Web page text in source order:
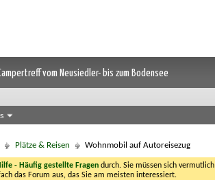
vom Neusiedler- bis zum Bodensee
Plätze & Reisen Wohnmobil auf Autoreisezug
- Häufig gestellte Fragen durch. Sie müssen sich vermutlich
das Forum aus, das Sie am meisten interessiert.